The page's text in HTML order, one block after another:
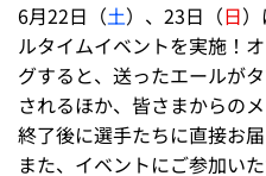
6月22日（土）、23日（日
ルタイムイベントを実施！
グすると、送ったエールが
されるほか、皆さまからの
終了後に選手たちに直接お
また、イベントにご参加い